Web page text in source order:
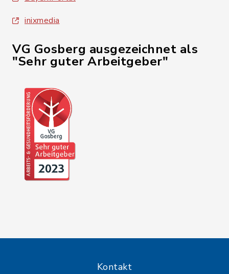
inixmedia
VG Gosberg ausgezeichnet als
"Sehr guter Arbeitgeber"
Kontakt